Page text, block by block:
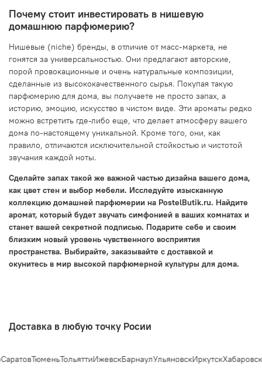
Почему стоит инвестировать в нишевую
домашнюю парфюмерию?
Нишевые (niche) бренды, в отличие от масс-маркета, не
гонятся за универсальностью. Они предлагают авторские,
порой провокационные и очень натуральные композиции,
сделанные из высококачественного сырья. Покупая такую
парфюмерию для дома, вы получаете не просто запах, а
историю, эмоцию, искусство в чистом виде. Эти ароматы редко
можно встретить где-либо еще, что делает атмосферу вашего
дома по-настоящему уникальной. Кроме того, они, как
правило, отличаются исключительной стойкостью и чистотой
звучания каждой ноты.
Сделайте запах такой же важной частью дизайна вашего дома,
как цвет стен и выбор мебели. Исследуйте изысканную
коллекцию домашней парфюмерии на PostelButik.ru. Найдите
аромат, который будет звучать симфонией в ваших комнатах и
станет вашей секретной подписью. Подарите себе и своим
близким новый уровень чувственного восприятия
пространства. Выбирайте, заказывайте с доставкой и
окунитесь в мир высокой парфюмерной культуры для дома.
Доставка в любую точку Росии
ТюменьТольяттиИжевскБарнаулУльяновскИркутскХабаровск